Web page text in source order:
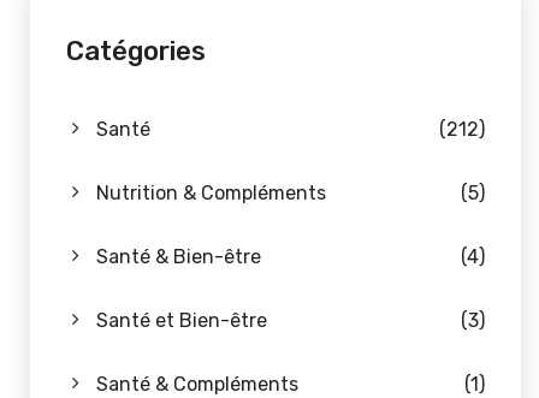
Catégories
Santé (212)
Nutrition & Compléments (5)
Santé & Bien-être (4)
Santé et Bien-être (3)
Santé & Compléments (1)